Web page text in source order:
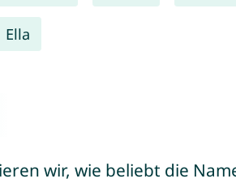
Ella
wir, wie beliebt die